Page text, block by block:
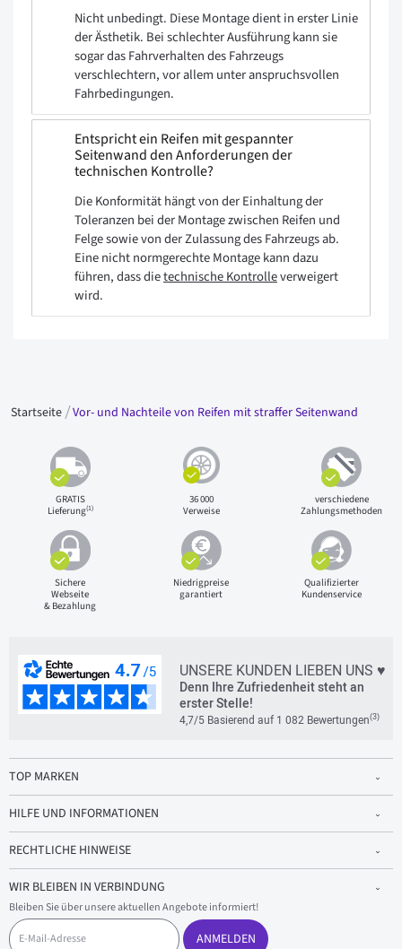
Nicht unbedingt. Diese Montage dient in erster Linie
der Ästhetik. Bei schlechter Ausführung kann sie
sogar das Fahrverhalten des Fahrzeugs
verschlechtern, vor allem unter anspruchsvollen
Fahrbedingungen.
Entspricht ein Reifen mit gespannter
Seitenwand den Anforderungen der
technischen Kontrolle?
Die Konformität hängt von der Einhaltung der
Toleranzen bei der Montage zwischen Reifen und
Felge sowie von der Zulassung des Fahrzeugs ab.
Eine nicht normgerechte Montage kann dazu
führen, dass dietechnische Kontrolleverweigert
wird.
Startseite Vor- und Nachteile von Reifen mit straffer Seitenwand
GRATIS
Lieferung(1)
36 000
Verweise
verschiedene
Zahlungsmethoden
Sichere
Webseite
& Bezahlung
Niedrigpreise
garantiert
Qualifizierter
Kundenservice
UNSERE KUNDEN LIEBEN UNS ♥
Denn Ihre Zufriedenheit steht an
erster Stelle!
4,7/5 Basierend auf 1 082 Bewertungen(3)
TOP MARKEN
HILFE UND INFORMATIONEN
RECHTLICHE HINWEISE
WIR BLEIBEN IN VERBINDUNG
Bleiben Sie über unsere aktuellen Angebote informiert!
E
-
ANMELDEN